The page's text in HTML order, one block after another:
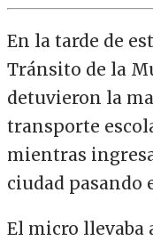
En la tarde de
Tránsito de la
detuvieron la
transporte
mientras
ciudad pasando
El micro llevaba